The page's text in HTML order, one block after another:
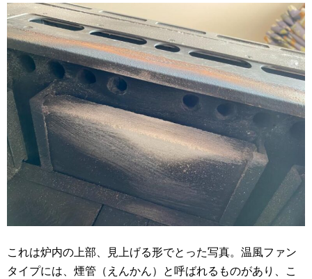
これは炉内の上部、見上げる形でとった写真。温風ファン
タイプには、煙管（えんかん）と呼ばれるものがあり、こ